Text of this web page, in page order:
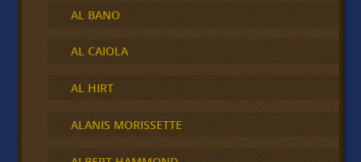
AL BANO
AL CAIOLA
AL HIRT
ALANIS MORISSETTE